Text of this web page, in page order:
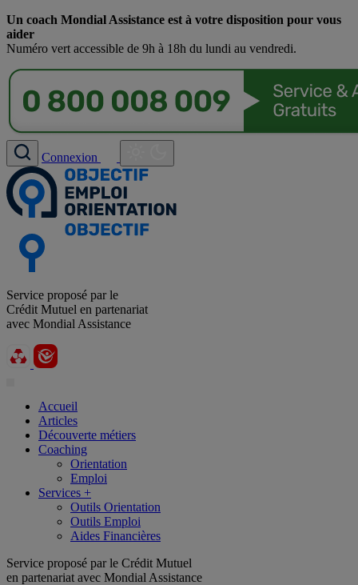
Un coach Mondial Assistance est à votre disposition pour vous
aider
Numéro vert accessible de 9h à 18h du lundi au vendredi.
Connexion
Service proposé par le
Crédit Mutuel en partenariat
avec Mondial Assistance
Accueil
Articles
Découverte métiers
Coaching
Orientation
Emploi
Services +
Outils Orientation
Outils Emploi
Aides Financières
Service proposé par le Crédit Mutuel
en partenariat avec Mondial Assistance